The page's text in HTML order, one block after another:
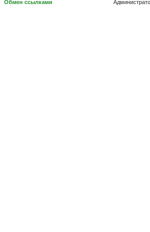
Обмен ссылками